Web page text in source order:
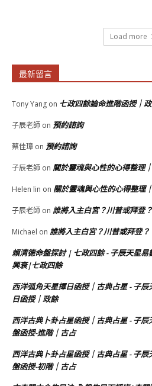
Load more
最新留言
Tony Yang on 七政四餘論命進階函授｜
子辰老師 on 預約諮詢
蔡佳璋 on 預約諮詢
子辰老師 on 關於靈魂與心性的心得整理
Helen lin on 關於靈魂與心性的心得整理
子辰老師 on 誰將入主白宮？川普或拜登
Michael on 誰將入主白宮？川普或拜登
賴清德命盤探討 | 七政四餘 - 子辰天星易
興衰|七政四餘
西洋弧角天星擇日函授｜古典占星 - 子辰
日函授｜政餘
西洋古典卜卦占星函授｜古典占星 - 子辰
盤函授-進階｜古占
西洋古典卜卦占星函授｜古典占星 - 子辰
盤函授-初階｜古占